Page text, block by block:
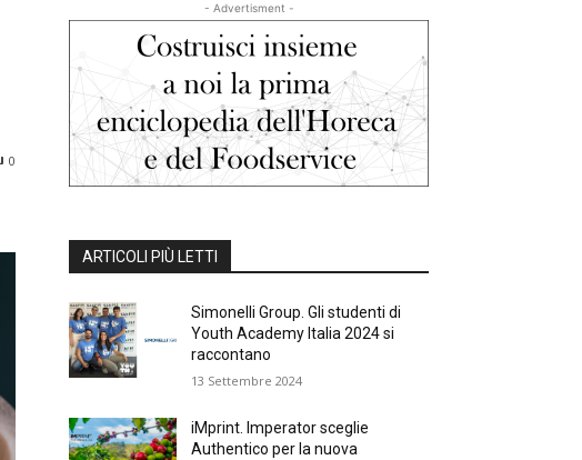
0
- Advertisment -
ARTICOLI PIÙ LETTI
Simonelli Group. Gli studenti di
Youth Academy Italia 2024 si
raccontano
13 Settembre 2024
iMprint. Imperator sceglie
Authentico per la nuova